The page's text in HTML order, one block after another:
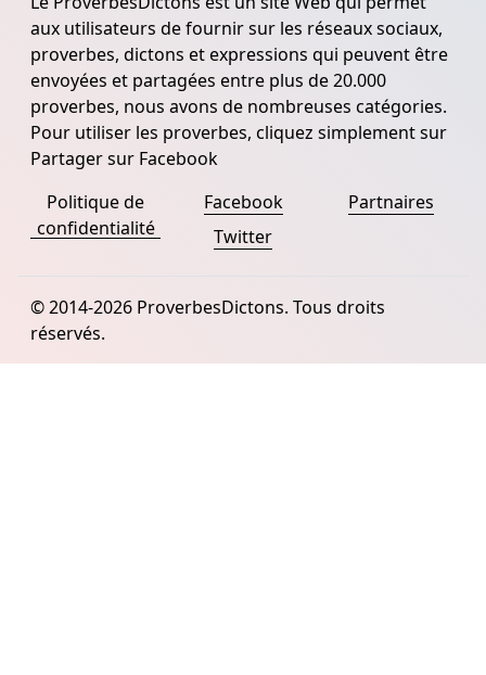
aux utilisateurs de fournir sur les réseaux sociaux,
proverbes, dictons et expressions qui peuvent être
envoyées et partagées entre plus de 20.000
proverbes, nous avons de nombreuses catégories.
Pour utiliser les proverbes, cliquez simplement sur
Partager sur Facebook
Politique de
confidentialité
Facebook
Twitter
Partnaires
© 2014-2026 ProverbesDictons. Tous droits
réservés.